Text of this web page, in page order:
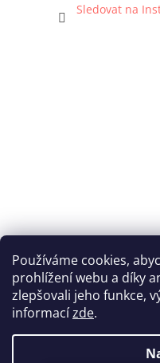
Používáme cookies,
prohlížení webu a díky
zlepšovali jeho funkce,
informacízde.
Sledovat na
Katka